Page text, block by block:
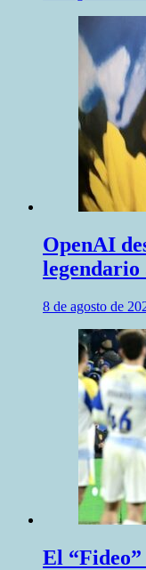
OpenAI
legendario
8 de agosto de
El